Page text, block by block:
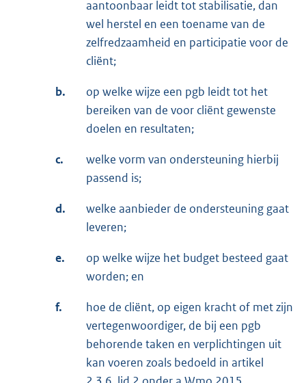
aantoonbaar leidt tot stabilisatie, dan
wel herstel en een toename van de
zelfredzaamheid en participatie voor de
cliënt;
b.
op welke wijze een pgb leidt tot het
bereiken van de voor cliënt gewenste
doelen en resultaten;
c.
welke vorm van ondersteuning hierbij
passend is;
d.
welke aanbieder de ondersteuning gaat
leveren;
e.
op welke wijze het budget besteed gaat
worden; en
f.
hoe de cliënt, op eigen kracht of met zijn
vertegenwoordiger, de bij een pgb
behorende taken en verplichtingen uit
kan voeren zoals bedoeld in artikel